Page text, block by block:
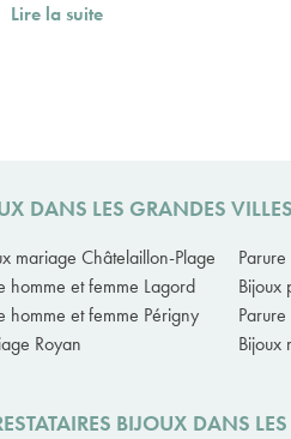
Lire la suite
DANS LES GRANDES
mariage Châtelaillon-Plage
homme et femme Lagord Bijoux
homme et femme Périgny
Royan Bijoux
BIJOUX DANS